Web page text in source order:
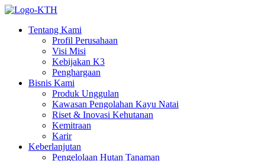
Tentang Kami
Profil Perusahaan
Visi Misi
Kebijakan K3
Penghargaan
Bisnis Kami
Produk Unggulan
Kawasan Pengolahan Kayu Natai
Riset & Inovasi Kehutanan
Kemitraan
Karir
Keberlanjutan
Pengelolaan Hutan Tanaman